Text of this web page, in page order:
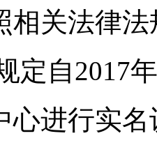
相关法律
定自2017
心进行实名